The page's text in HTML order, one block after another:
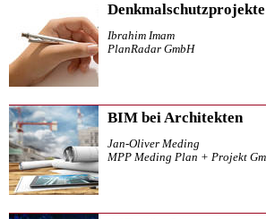
Ibrahim Imam
PlanRadar GmbH
BIM bei Architekten
Jan-Oliver Meding
MPP Meding Plan + Projekt